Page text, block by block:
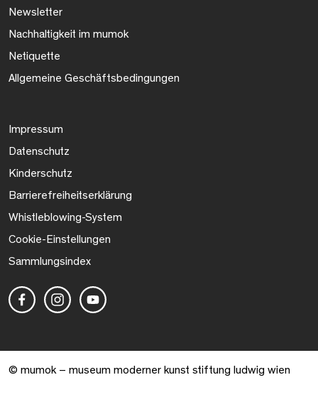
Newsletter
Nachhaltigkeit im mumok
Netiquette
Allgemeine Geschäftsbedingungen
Impressum
Datenschutz
Kinderschutz
Barrierefreiheitserklärung
Whistleblowing-System
Cookie-Einstellungen
Sammlungsindex
© mumok – museum moderner kunst stiftung ludwig wien